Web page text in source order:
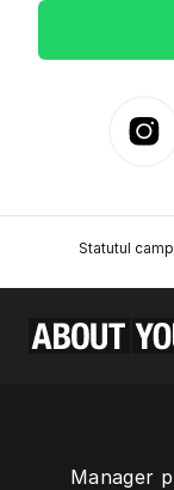
Statutul
Manager